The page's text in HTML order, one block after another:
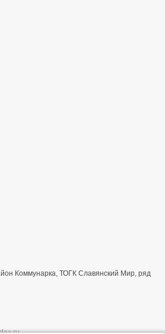
Коммунарка, ТОГК Славянский Мир, ряд